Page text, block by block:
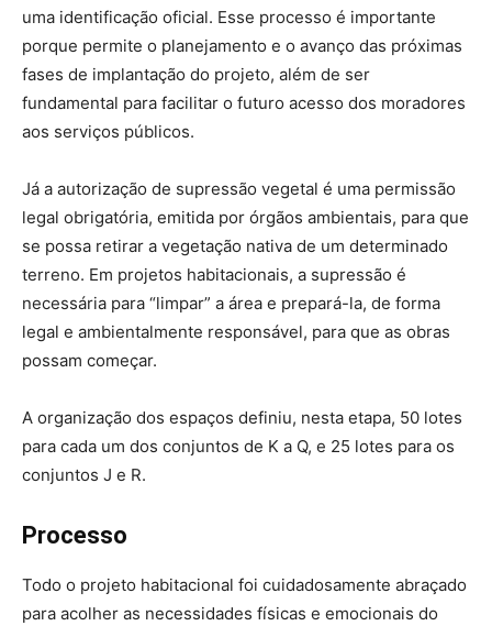
uma identificação oficial. Esse processo é importante
porque permite o planejamento e o avanço das próximas
fases de implantação do projeto, além de ser
fundamental para facilitar o futuro acesso dos moradores
aos serviços públicos.
Já a autorização de supressão vegetal é uma permissão
legal obrigatória, emitida por órgãos ambientais, para que
se possa retirar a vegetação nativa de um determinado
terreno. Em projetos habitacionais, a supressão é
necessária para “limpar” a área e prepará-la, de forma
legal e ambientalmente responsável, para que as obras
possam começar.
A organização dos espaços definiu, nesta etapa, 50 lotes
para cada um dos conjuntos de K a Q, e 25 lotes para os
conjuntos J e R.
Processo
Todo o projeto habitacional foi cuidadosamente abraçado
para acolher as necessidades físicas e emocionais do